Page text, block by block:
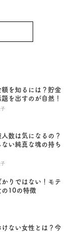
を知るには？貯金
を出すのが自然！
数は気になるの？
い純真な魂の持ち
りではない！モテ
の10の特徴
ない女性とは？今